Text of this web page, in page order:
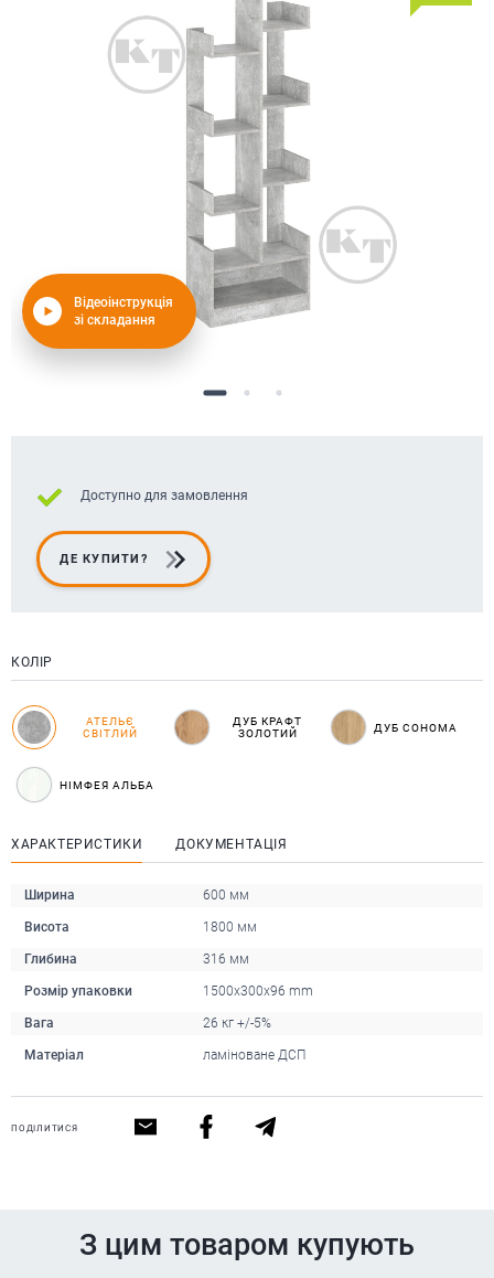
Відеоінструкція
зі складання
Доступно для замовлення
ДЕ КУПИТИ?
КОЛІР
АТЕЛЬЄ
СВІТЛИЙ
ДУБ КРАФТ
ЗОЛОТИЙ
ДУБ СОНОМА
НІМФЕЯ АЛЬБА
ХАРАКТЕРИСТИКИ ДОКУМЕНТАЦІЯ
Ширина 600 мм
Висота 1800 мм
Глибина 316 мм
Розмір упаковки 1500х300х96 mm
Вага 26 кг +/-5%
Матеріал ламіноване ДСП
ПОДІЛИТИСЯ
З цим товаром купують